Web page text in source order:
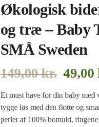
Økologisk
og træ – Baby
SMÅ Sweden
149,00kr. 49,00
Et must have for din baby
tygge løs med den flotte og
perler af 100% bomuld,